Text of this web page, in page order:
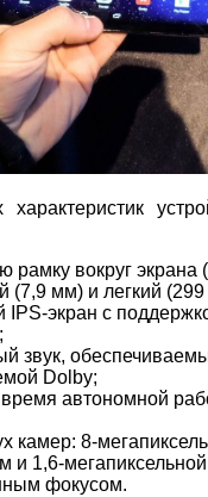
рамку вокруг экрана
(7,9 мм) и легкий (299
экран с
звук,
Dolby;
автономной
камер: 8-
и 1,6-
фокусом.